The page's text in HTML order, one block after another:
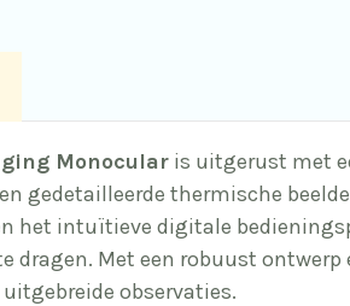
Monocular is uitgerust met
gedetailleerde thermische
het intuïtieve digitale
Met een robuust
observaties.